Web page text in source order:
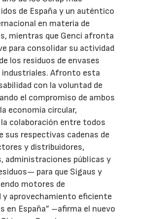
de España y un auténtico
en materia de
mientras que Genci afronta
para consolidar su actividad
los residuos de envases
industriales. Afronto esta
con la voluntad de
el compromiso de ambos
economía circular,
colaboración entre todos
sus respectivas cadenas de
y distribuidores,
administraciones públicas y
para que Sigaus y
motores de
y aprovechamiento eficiente
en España” –afirma el nuevo